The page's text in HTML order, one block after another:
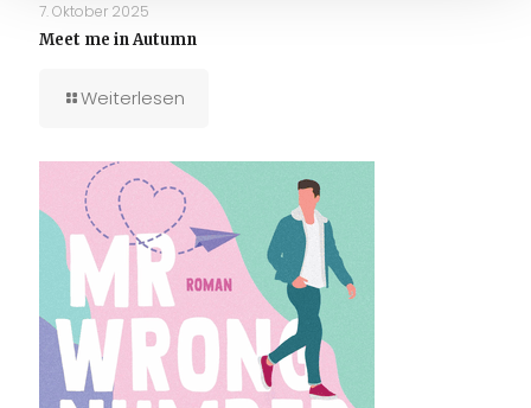
7. Oktober 2025
Meet me in Autumn
Weiterlesen